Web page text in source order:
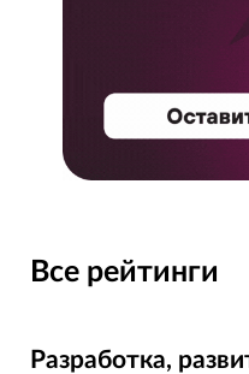
Все рейтинги
Разработка,